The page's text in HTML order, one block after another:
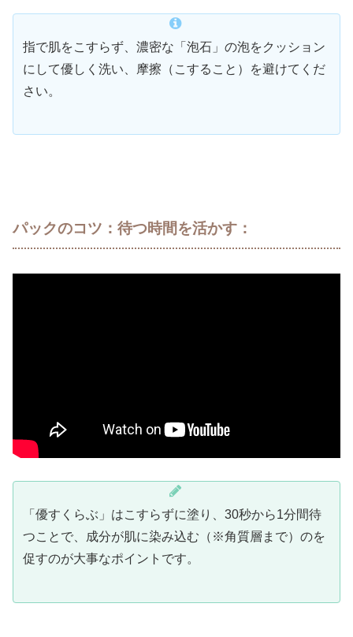
指で肌をこすらず、濃密な「泡石」の泡をクッション
にして優しく洗い、摩擦（こすること）を避けてくだ
さい。
パックのコツ：待つ時間を活かす ：
「優すくらぶ」はこすらずに塗り、30秒から1分間待
つことで、成分が肌に染み込む（※角質層まで）のを
促すのが大事なポイントです。